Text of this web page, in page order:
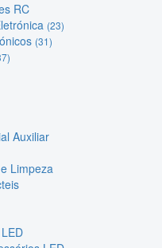
RC
(23)
(31)
Auxiliar
Limpeza